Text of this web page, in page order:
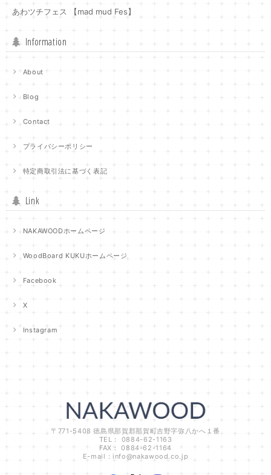
あわツチフェス 【mad mud Fes】
Information
About
Blog
Contact
プライバシーポリシー
特定商取引法に基づく表記
Link
NAKAWOODホームページ
WoodBoard KUKUホームページ
Facebook
X
Instagram
〒771-5408 徳島県那賀郡那賀町吉野字弥八かへ１番
TEL： 0884-62-1163
FAX： 0884-62-1164
E-mail： info@nakawood.co.jp